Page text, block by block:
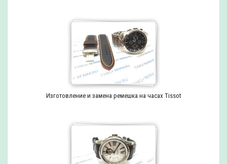
Изготовление и замена ремешка на часах Tissot